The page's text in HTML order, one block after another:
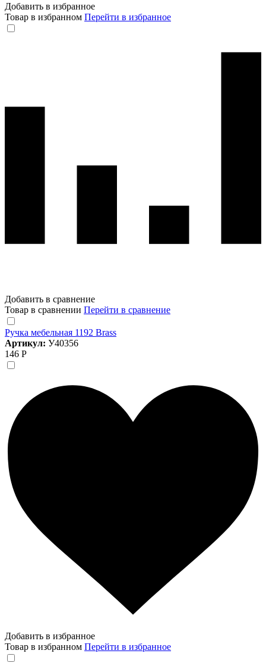
Добавить в избранное
Товар в избранном Перейти в избранное
Добавить в сравнение
Товар в сравнении Перейти в сравнение
Ручка мебельная 1192 Brass
Артикул: У40356
146 Р
Добавить в избранное
Товар в избранном Перейти в избранное